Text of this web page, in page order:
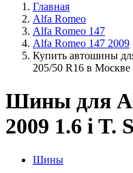
Главная
Alfa Romeo
Alfa Romeo 147
Alfa Romeo 147 2009
Купить автошины
205/50 R16 в Москве
Шины для
2009 1.6 i T.
Шины